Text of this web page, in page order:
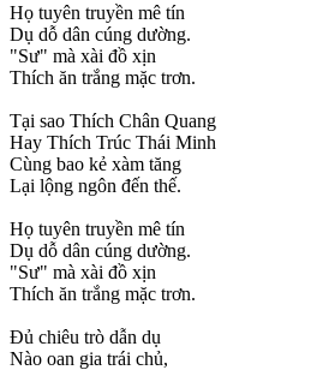
Họ tuyên truyền mê tín
Dụ dỗ dân cúng dường.
"Sư" mà xài đồ xịn
Thích ăn trắng mặc trơn.
Tại sao Thích Chân Quang
Hay Thích Trúc Thái Minh
Cùng bao kẻ xàm tăng
Lại lộng ngôn đến thế.
Họ tuyên truyền mê tín
Dụ dỗ dân cúng dường.
"Sư" mà xài đồ xịn
Thích ăn trắng mặc trơn.
Đủ chiêu trò dẫn dụ
Nào oan gia trái chủ,